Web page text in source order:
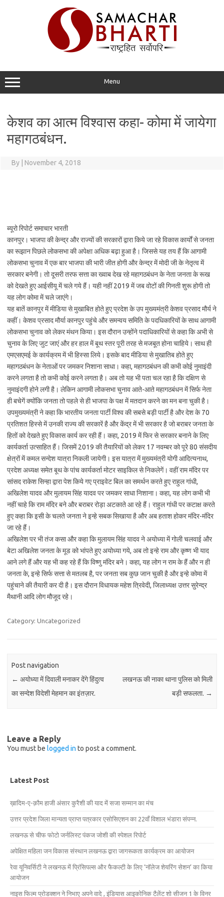
Menu
केशव का आत्म विश्वास कहा- कोमा में जायेगा
महागठबंधन.
By November 4, 2018
ब्यूरो रिपोर्ट समाचार भारती
कानपुर। भाजपा की केन्द्र और राज्यों की सरकारों द्वारा किये जा रहे विकास कार्यों से जनता
का रूझान पिछले लोकसभा की अपेक्षा अधिक बढ़ा हुआ है। जिससे यह तय हैं कि आगामी
लोकसभा चुनाव में एक बार भाजपा की भारी जीत होगी और केन्द्र में मोदी जी के नेतृत्व में
सरकार बनेगी। तो दूसरी तरफ सत्ता का ख्वाब देख रहे महागठबंधन के नेता जनता के रूख
को देखते हुए आईसीयू में चले गये हैं। यही नहीं 2019 में जब वोटों की गिनती शुरू होगी तो
यह लोग कोमा में चले जाएंगे।
यह बातें कानपुर में मीडिया से मुखाबित होते हुए प्रदेश के उप मुख्यमंत्री केशव प्रसाद मौर्य ने
कहीं। केशव प्रसाद मौर्या कानपुर पहुंचे और समन्वय समिति के पदधिकारियों के साथ आगामी
लोकसभा चुनाव को लेकर मंथन किया। इस दौरान उन्होंने पदाधिकारियों से कहा कि अभी से
चुनाव के लिए जुट जाएं और हर हाल में बूथ स्तर पूरी तरह से मजबूत होना चाहिये। साथ ही
एमएसएमई के कार्यक्रम में भी हिस्सा लिये। इसके बाद मीडिया से मुखातिब होते हुए
महागठबंधन के नेताओं पर जमकर निशाना साधा। कहा, महागठबंधन की कभी कोई नुमाइंदी
करने लगता है तो कभी कोई करने लगता है। अब तो यह भी पता चल रहा है कि दक्षिण से
नुमाइंदगी होने लगी है। लेकिन आगामी लोकसभा चुनाव आते-आते महागठबंधन में सिर्फ नेता
ही बचेगें क्योंकि जनता तो पहले से ही भाजपा के पक्ष में मतदान करने का मन बना चुकी है।
उपमुख्यमंत्री ने कहा कि भारतीय जनता पार्टी विश्व की सबसे बड़ी पार्टी है और देश के 70
प्रतिशत हिस्से में उनकी राज्य की सरकारें है और केंद्र में भी सरकार है जो बराबर जनता के
हितों को देखते हुए विकास कार्य कर रही हैं। कहा, 2019 में फिर से सरकार बनाने के लिए
कार्यकर्ता उत्साहित हैं। जिसमें 2019 की तैयारियों को लेकर 17 नवम्बर को पूरे 80 संसदीय
क्षेत्रों में कमल सन्देश यात्रा निकली जायेगी। इस यात्रा में मुख्यमंत्री योगी आदित्यनाथ,
प्रदेश अध्यक्ष समेत बूथ के पांच कार्यकर्ता मोटर साइकिल से निकलेगें। वहीं राम मंदिर पर
सांसद राकेश सिन्हा द्वारा पेश किये गए प्राइवेट बिल का समर्थन करते हुए राहुल गांधी,
अखिलेश यादव और मुलायम सिंह यादव पर जमकर साधा निशाना। कहा, यह लोग कभी भी
नहीं चाहे कि राम मंदिर बने और बराबर रोड़ा अटकाते आ रहे हैं। राहुल गांधी पर कटाक्ष करते
हुए कहा कि इसी के चलते जनता ने इन्हे सबक सिखाया है और अब हताश होकर मंदिर-मंदिर
जा रहे हैं।
अखिलेश पर भी तंज कसा और कहा कि मुलायम सिंह यादव ने अयोध्या में गोली चलवाई और
बेटा अखिलेश जनता के मूड को भांपते हुए अयोध्या गये, अब तो इन्हे राम और कृष्ण भी याद
आने लगे हैं और यह भी कह रहे हैं कि विष्णु मंदिर बने। कहा, यह लोग न राम के हैं और न ही
जनता के, इन्हे सिर्फ सत्ता से मतलब है, पर जनता सब कुछ जान चुकी है और इन्हे कोमा में
पहुंचाने की तैयारी कर दी है। इस दौरान विधायक महेश त्रिवेदी, जिलाध्यक्ष उत्तर सुरेन्द्र
मैथानी आदि लोग मौजूद रहे।
Category: Uncategorized
Post navigation
← अयोध्या में दिवाली मनाकर देंगे हिंदुत्व
का सन्देश विदेशी मेहमान का इंतज़ार.
लखनऊ की नाका थाना पुलिस को मिली
बड़ी सफलता. →
Leave a Reply
You must be logged in to post a comment.
Latest Post
ख़ादिम-ए-क़ौम हाजी अंसार कुरैशी की याद में सजा सम्मान का मंच
उत्तर प्रदेश जिला मान्यता प्राप्त पत्रकार एसोसिएशन का 22वाँ विशाल भंडारा संपन्न.
लखनऊ से चीफ फोटो जर्नलिस्ट पंकज जोशी की स्पेशल रिपोर्ट
अपेक्षित महिला जन विकास संस्थान लखनऊ द्वारा जागरूकता कार्यक्रम का आयोजन
रेवा यूनिवर्सिटी ने लखनऊ में प्रिंसिपल्स और फैकल्टी के लिए ‘नॉलेज शेयरिंग सेशन’ का किया
आयोजन
नाइस फिल्म प्रोडक्शन ने निभाए अपने वादे , इंडियास आइकोनिक टैलेंट शो सीजन 1 के विनर